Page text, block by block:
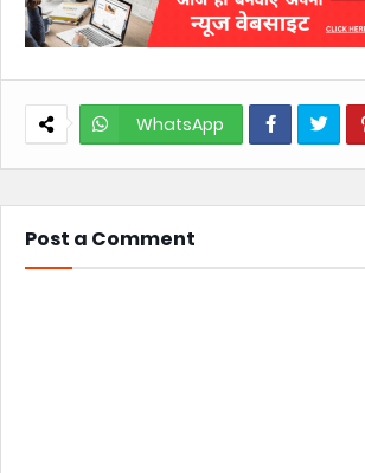
WhatsApp
Post a Comment